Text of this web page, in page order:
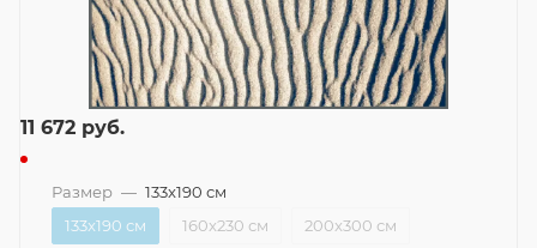
11 672 руб.
Размер — 133x190 см
133x190 см
160x230 см 200x300 см